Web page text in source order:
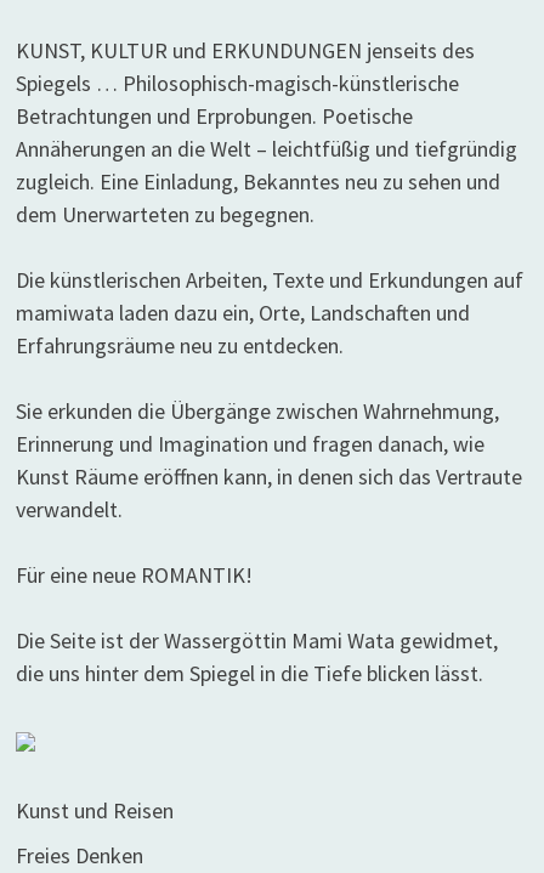
KUNST, KULTUR und ERKUNDUNGEN jenseits des
Spiegels … Philosophisch-magisch-künstlerische
Betrachtungen und Erprobungen. Poetische
Annäherungen an die Welt – leichtfüßig und tiefgründig
zugleich. Eine Einladung, Bekanntes neu zu sehen und
dem Unerwarteten zu begegnen.
Die künstlerischen Arbeiten, Texte und Erkundungen auf
mamiwata laden dazu ein, Orte, Landschaften und
Erfahrungsräume neu zu entdecken.
Sie erkunden die Übergänge zwischen Wahrnehmung,
Erinnerung und Imagination und fragen danach, wie
Kunst Räume eröffnen kann, in denen sich das Vertraute
verwandelt.
Für eine neue ROMANTIK!
Die Seite ist der Wassergöttin Mami Wata gewidmet,
die uns hinter dem Spiegel in die Tiefe blicken lässt.
Kunst und Reisen
Freies Denken